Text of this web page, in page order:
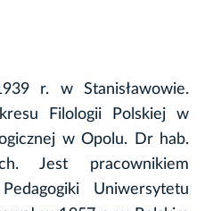
r. w Stanisławowie.
Filologii Polskiej w
w Opolu. Dr hab.
Jest pracownikiem
Uniwersytetu